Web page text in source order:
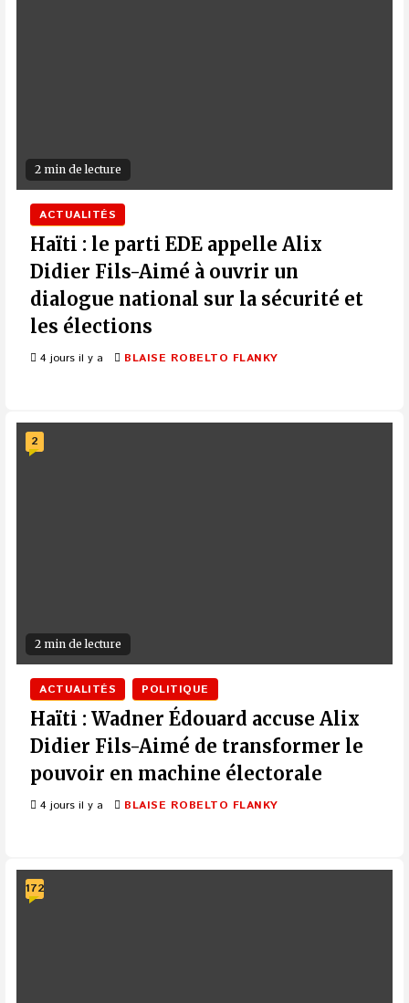
2 min de lecture
ACTUALITÉS
Haïti : le parti EDE appelle Alix
Didier Fils-Aimé à ouvrir un
dialogue national sur la sécurité et
les élections
4 jours il y a BLAISE ROBELTO FLANKY
2 min de lecture
2
ACTUALITÉS POLITIQUE
Haïti : Wadner Édouard accuse Alix
Didier Fils-Aimé de transformer le
pouvoir en machine électorale
4 jours il y a BLAISE ROBELTO FLANKY
172